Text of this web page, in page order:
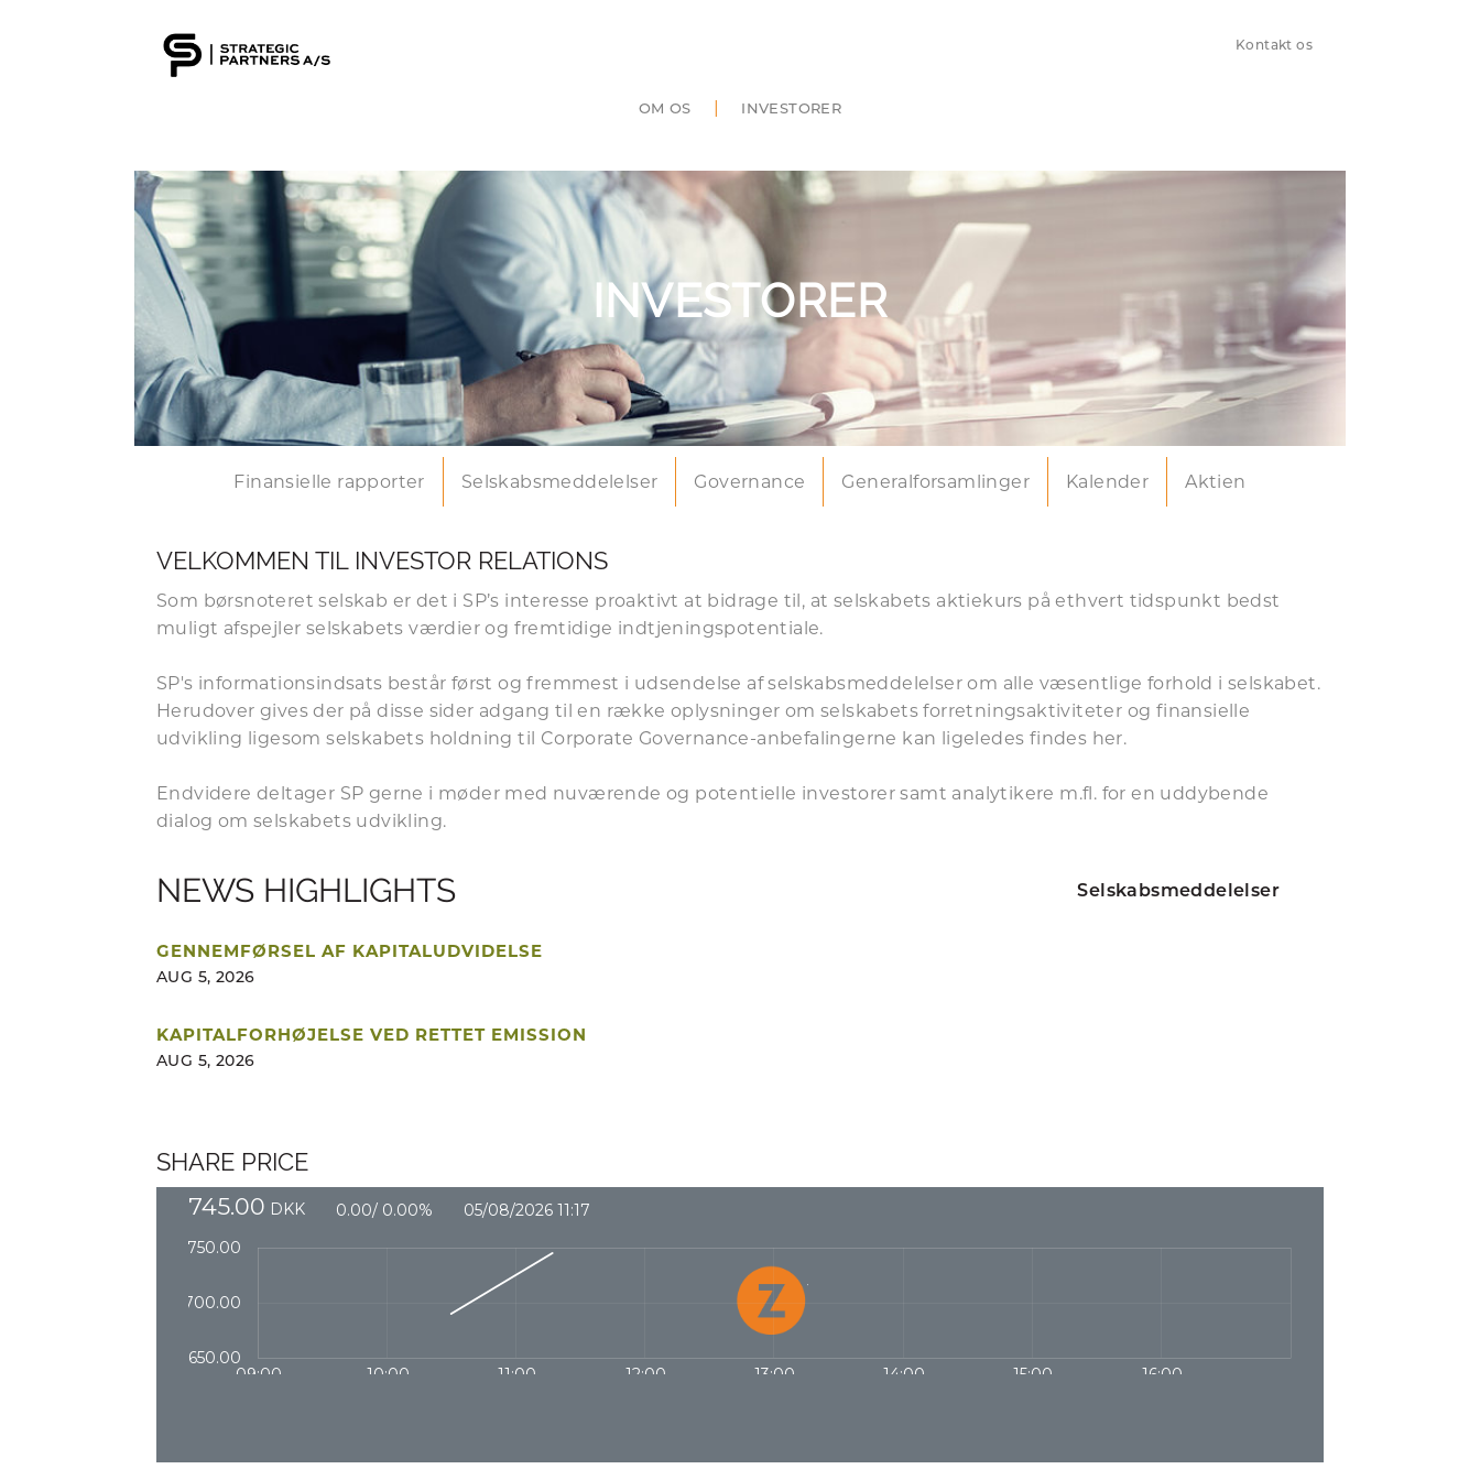
Kontakt os
OM OS | INVESTORER
INVESTORER
Finansielle rapporter Selskabsmeddelelser Governance Generalforsamlinger Kalender Aktien
VELKOMMEN TIL INVESTOR RELATIONS
Som børsnoteret selskab er det i SP’s interesse proaktivt at bidrage til, at selskabets aktiekurs på ethvert tidspunkt bedst
muligt afspejler selskabets værdier og fremtidige indtjeningspotentiale.
SP's informationsindsats består først og fremmest i udsendelse af selskabsmeddelelser om alle væsentlige forhold i selskabet.
Herudover gives der på disse sider adgang til en række oplysninger om selskabets forretningsaktiviteter og finansielle
udvikling ligesom selskabets holdning til Corporate Governance-anbefalingerne kan ligeledes findes her.
Endvidere deltager SP gerne i møder med nuværende og potentielle investorer samt analytikere m.fl. for en uddybende
dialog om selskabets udvikling.
NEWS HIGHLIGHTS Selskabsmeddelelser
GENNEMFØRSEL AF KAPITALUDVIDELSE
AUG 5, 2026
KAPITALFORHØJELSE VED RETTET EMISSION
AUG 5, 2026
SHARE PRICE